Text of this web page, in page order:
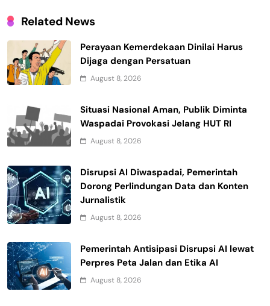
Related News
Perayaan Kemerdekaan Dinilai Harus
Dijaga dengan Persatuan
August 8, 2026
Situasi Nasional Aman, Publik Diminta
Waspadai Provokasi Jelang HUT RI
August 8, 2026
Disrupsi AI Diwaspadai, Pemerintah
Dorong Perlindungan Data dan Konten
Jurnalistik
August 8, 2026
Pemerintah Antisipasi Disrupsi AI lewat
Perpres Peta Jalan dan Etika AI
August 8, 2026